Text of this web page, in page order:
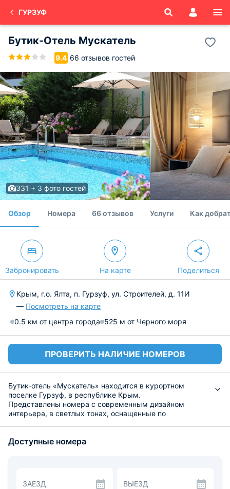
ГУРЗУФ
Бутик-Отель Мускатель
9.4 66 отзывов гостей
331 + 3 фото гостей
Обзор Номера 66 отзывов Услуги Как
Забронировать На карте Поделиться
Крым, г.о. Ялта, п. Гурзуф, ул. Строителей, д. 11И
— Посмотреть на карте
0.5 км от центра города 525 м от Черного моря
ПРОВЕРИТЬ НАЛИЧИЕ НОМЕРОВ
Бутик-отель «Мускатель» находится в курортном
поселке Гурзуф, в республике Крым.
Представлены номера с современным дизайном
интерьера, в светлых тонах, оснащенные по
есть предметы для личной гигиены, халаты, тапочки. Из
в приготовлении, готовят восхитительные блюда
европейской кухни. Ресторан сочетает в себе
Доступные номера
ЗАЕЗД ВЫЕЗД